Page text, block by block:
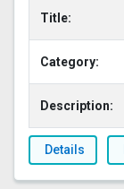
Title:
Category:
Description:
Details